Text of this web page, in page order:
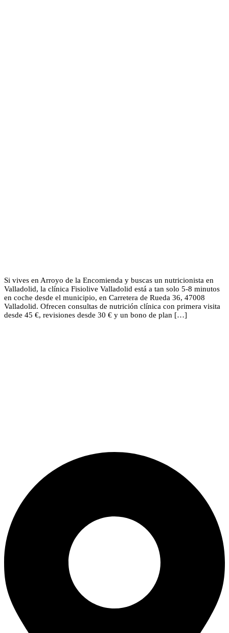
Si vives en Arroyo de la Encomienda y buscas un nutricionista en
Valladolid, la clínica Fisiolive Valladolid está a tan solo 5-8 minutos
en coche desde el municipio, en Carretera de Rueda 36, 47008
Valladolid. Ofrecen consultas de nutrición clínica con primera visita
desde 45 €, revisiones desde 30 € y un bono de plan […]